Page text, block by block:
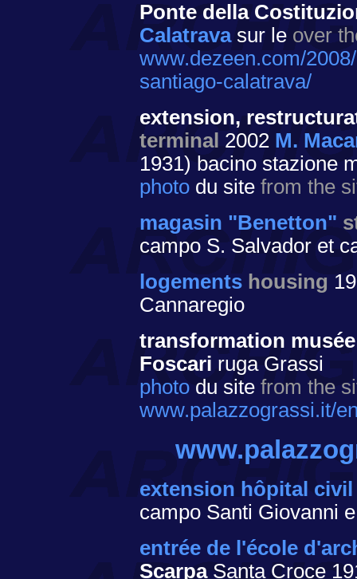
Ponte della
Calatravasur le over
www.dezeen.com/
santiago-calatrava/
extension,
terminal 2002 M.
1931) bacino stazione
photo du site from the
magasin "Benetton"
campo S. Salvador et
logements housing
Cannaregio
transformation
Foscari ruga Grassi
photo du site from the
www.palazzograssi.it/
extension hôpital civil
campo Santi Giovanni
entrée de l'école
ScarpaSanta Croce